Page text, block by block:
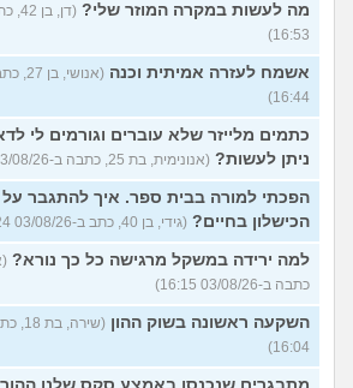
מה לעשות במקרה המוזר שלי?
16:53)
אשמח לעזרה אמיתית וכנה
16:44)
כתמים מלייזר שלא עוברים וגורמים לי
ניתן לעשות? (אנונימית, בת 25, כתבה ב-03/08/26 16:33)
הפכתי למורה בבית ספר. איך להתגבר
הכישלון בחיים? (גידי, בן 40, כתב ב-03/08/26 16:24)
למה ירידה במשקל מרגישה כל כך נורא?
כתבה ב-03/08/26 16:15)
השקעה ראשונה בשוק ההון
16:04)